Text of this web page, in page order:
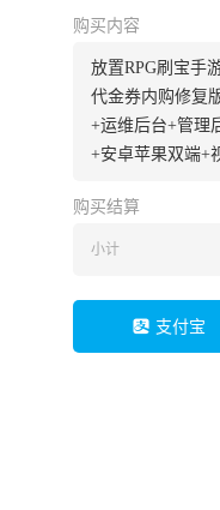
购买内容
放置RPG刷宝手
代金券内购修复
+运维后台+管理
+安卓苹果双端+
购买结算
小计
支付宝